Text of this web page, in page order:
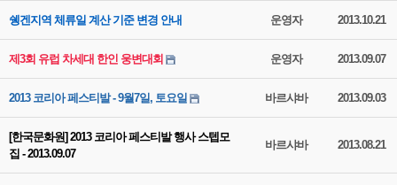
쉥겐지역 체류일 계산 기준 변경 안내 운영자 2013.10.21
제3회 유럽 차세대 한인 웅변대회 운영자 2013.09.07
2013 코리아 페스티발 - 9월7일, 토요일 바르샤바 2013.09.03
[한국문화원] 2013 코리아 페스티발 행사 스텝모
집 - 2013.09.07
바르샤바 2013.08.21